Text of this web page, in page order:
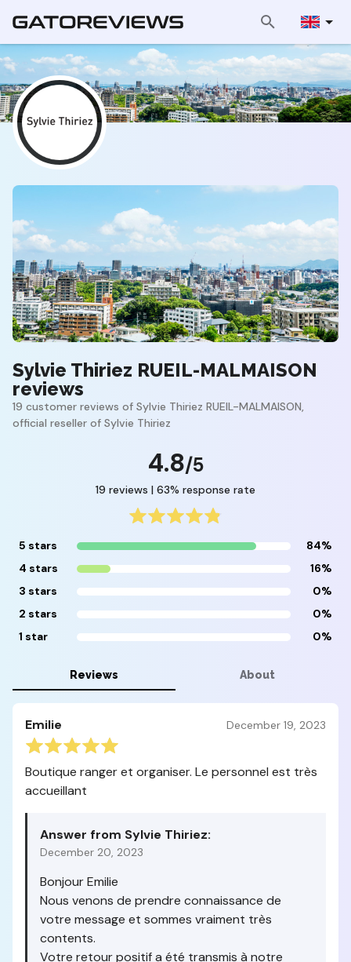
Sylvie Thiriez RUEIL-MALMAISON
reviews
19 customer reviews of Sylvie Thiriez RUEIL-MALMAISON,
official reseller of Sylvie Thiriez
4.8/5
19 reviews | 63% response rate
5 stars
84%
4 stars
16%
3 stars
0%
2 stars
0%
1 star
0%
Reviews About
Emilie December 19, 2023
Boutique ranger et organiser. Le personnel est très
accueillant
Answer from Sylvie Thiriez:
December 20, 2023
Bonjour Emilie
Nous venons de prendre connaissance de
votre message et sommes vraiment très
contents.
Votre retour positif a été transmis à notre